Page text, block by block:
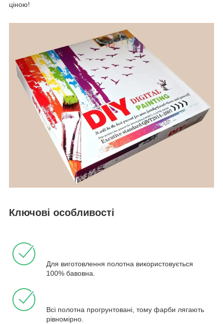
ціною!
Ключові особливості
Для виготовлення полотна використовується
100% бавовна.
Всі полотна прогрунтовані, тому фарби лягають
рівномірно.